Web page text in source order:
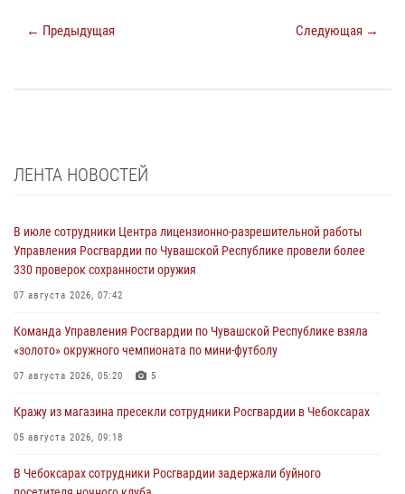
← Предыдущая Следующая →
ЛЕНТА НОВОСТЕЙ
В июле сотрудники Центра лицензионно-разрешительной работы
Управления Росгвардии по Чувашской Республике провели более
330 проверок сохранности оружия
07 августа 2026, 07:42
Команда Управления Росгвардии по Чувашской Республике взяла
«золото» окружного чемпионата по мини-футболу
07 августа 2026, 05:20 5
Кражу из магазина пресекли сотрудники Росгвардии в Чебоксарах
05 августа 2026, 09:18
В Чебоксарах сотрудники Росгвардии задержали буйного